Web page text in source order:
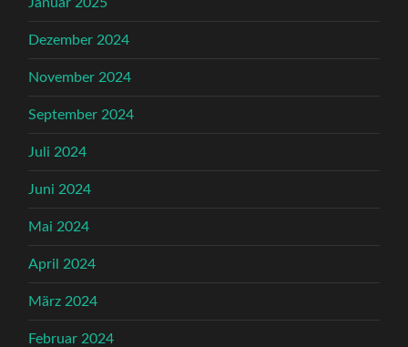
Dezember 2024
November 2024
September 2024
Juli 2024
Juni 2024
Mai 2024
April 2024
März 2024
Februar 2024